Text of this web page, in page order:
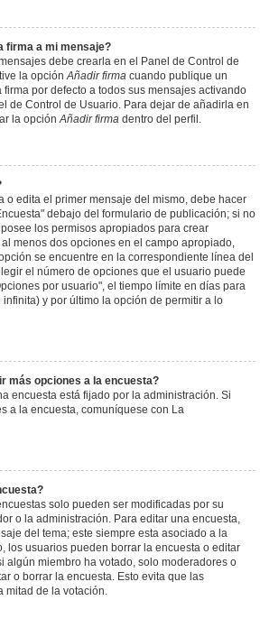
firma a mi mensaje?
debe crearla en el Panel de Control de
la opciónAñadir firma cuando publique un
por defecto a todos sus mensajes activando
de Control de Usuario. Para dejar de añadirla en
la opciónAñadir firma dentro del perfil.
o edita el primer mensaje del mismo, debe hacer
debajo del formulario de publicación; si no
los permisos apropiados para crear
menos dos opciones en el campo apropiado,
se encuentre en la correspondiente línea del
el número de opciones que el usuario puede
por usuario", el tiempo límite en días para
y por último la opción de permitir a lo
más opciones a la encuesta?
encuesta está fijado por la administración. Si
a la encuesta, comuníquese con La
solo pueden ser modificadas por su
o la administración. Para editar una encuesta,
del tema; este siempre esta asociado a la
los usuarios pueden borrar la encuesta o editar
algún miembro ha votado, solo moderadores o
o borrar la encuesta. Esto evita que las
mitad de la votación.